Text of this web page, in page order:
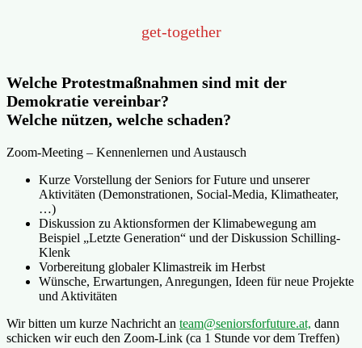
get-together
Welche Protestmaßnahmen sind mit der
Demokratie vereinbar?
Welche nützen, welche schaden?
Zoom-Meeting – Kennenlernen und Austausch
Kurze Vorstellung der Seniors for Future und unserer
Aktivitäten (Demonstrationen, Social-Media, Klimatheater,
…)
Diskussion zu Aktionsformen der Klimabewegung am
Beispiel „Letzte Generation“ und der Diskussion Schilling-
Klenk
Vorbereitung globaler Klimastreik im Herbst
Wünsche, Erwartungen, Anregungen, Ideen für neue Projekte
und Aktivitäten
Wir bitten um kurze Nachricht an team@seniorsforfuture.at, dann
schicken wir euch den Zoom-Link (ca 1 Stunde vor dem Treffen)